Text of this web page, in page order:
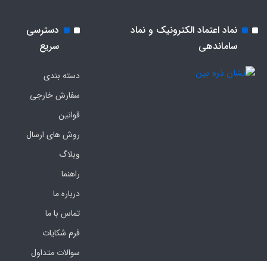
نماد اعتماد الکترونیک و نماد
ساماندهی
دسترسی
سریع
دسته بندی
سفارش خارجی
قوانین
روش های ارسال
وبلاگ
راهنما
درباره ما
تماس با ما
فرم‌ شکایات
سوالات متداول